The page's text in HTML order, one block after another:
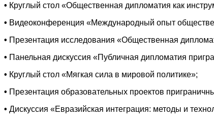
• Круглый стол «Общественная дипломатия как
• Видеоконференция «Международный опыт
• Презентация исследования «Общественная
• Панельная дискуссия «Публичная дипломатия
• Круглый стол «Мягкая сила в мировой политике»;
• Презентация образовательных проектов
• Дискуссия «Евразийская интеграция: методы и